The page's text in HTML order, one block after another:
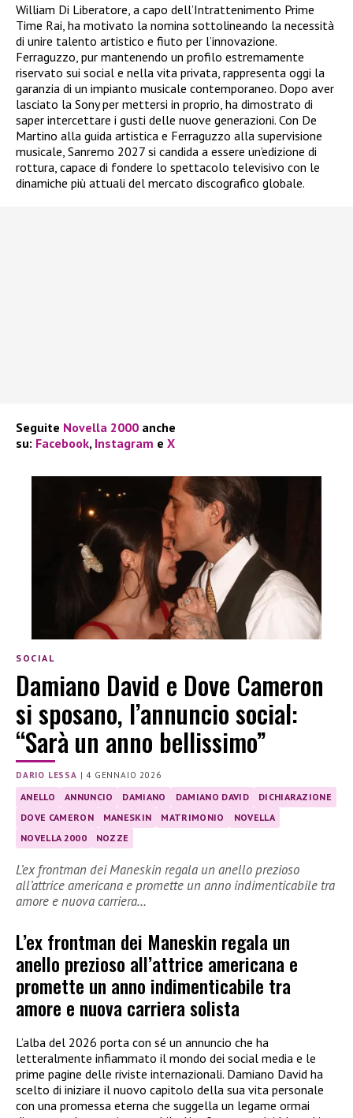
William Di Liberatore, a capo dell’Intrattenimento Prime
Time Rai, ha motivato la nomina sottolineando la necessità
di unire talento artistico e fiuto per l’innovazione.
Ferraguzzo, pur mantenendo un profilo estremamente
riservato sui social e nella vita privata, rappresenta oggi la
garanzia di un impianto musicale contemporaneo. Dopo aver
lasciato la Sony per mettersi in proprio, ha dimostrato di
saper intercettare i gusti delle nuove generazioni. Con De
Martino alla guida artistica e Ferraguzzo alla supervisione
musicale, Sanremo 2027 si candida a essere un’edizione di
rottura, capace di fondere lo spettacolo televisivo con le
dinamiche più attuali del mercato discografico globale.
Seguite Novella 2000 anche
su: Facebook, Instagram e X
SOCIAL
Damiano David e Dove Cameron
si sposano, l’annuncio social:
“Sarà un anno bellissimo”
DARIO LESSA |4 GENNAIO 2026
ANELLO ANNUNCIO DAMIANO DAMIANO DAVID
DICHIARAZIONE
DOVE CAMERON
MANESKIN MATRIMONIO
NOVELLA
NOVELLA 2000
NOZZE
L’ex frontman dei Maneskin regala un anello prezioso
all’attrice americana e promette un anno indimenticabile tra
amore e nuova carriera…
L’ex frontman dei Maneskin regala un
anello prezioso all’attrice americana e
promette un anno indimenticabile tra
amore e nuova carriera solista
L’alba del 2026 porta con sé un annuncio che ha
letteralmente infiammato il mondo dei social media e le
prime pagine delle riviste internazionali. Damiano David ha
scelto di iniziare il nuovo capitolo della sua vita personale
con una promessa eterna che suggella un legame ormai